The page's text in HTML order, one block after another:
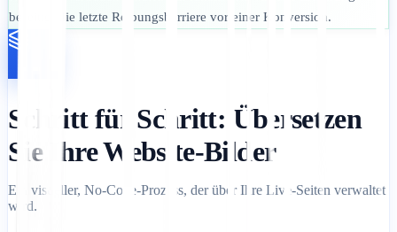
beseitigt die letzte Reibungsbarriere vor einer Konversion.
Schritt für Schritt: Übersetzen
Sie Ihre Website-Bilder
Ein visueller, No-Code-Prozess, der über Ihre Live-Seiten verwaltet
wird.